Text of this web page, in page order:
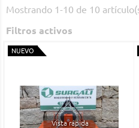
Mostrando 1-10 de 10
Filtros activos
NUEVO
Vista rápida